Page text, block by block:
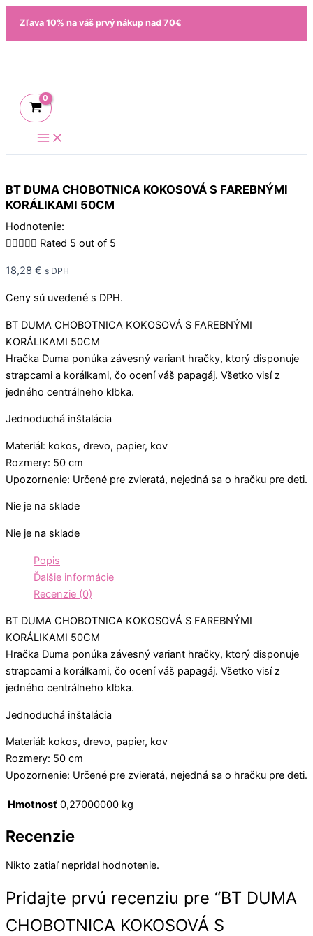
Preskočiť
obsah
Zľava 10% na váš prvý nákup nad 70€
BT DUMA CHOBOTNICA KOKOSOVÁ S FAREBNÝMI
KORÁLIKAMI 50CM
Hodnotenie:
 Rated 5 out of 5
18,28 € s DPH
Ceny sú uvedené s DPH.
BT DUMA CHOBOTNICA KOKOSOVÁ S FAREBNÝMI
KORÁLIKAMI 50CM
Hračka Duma ponúka závesný variant hračky, ktorý disponuje
strapcami a korálkami, čo ocení váš papagáj. Všetko visí z
jedného centrálneho klbka.
Jednoduchá inštalácia
Materiál: kokos, drevo, papier, kov
Rozmery: 50 cm
Upozornenie: Určené pre zvieratá, nejedná sa o hračku pre deti.
Nie je na sklade
Nie je na sklade
Popis
Ďalšie informácie
Recenzie (0)
BT DUMA CHOBOTNICA KOKOSOVÁ S FAREBNÝMI
KORÁLIKAMI 50CM
Hračka Duma ponúka závesný variant hračky, ktorý disponuje
strapcami a korálkami, čo ocení váš papagáj. Všetko visí z
jedného centrálneho klbka.
Jednoduchá inštalácia
Materiál: kokos, drevo, papier, kov
Rozmery: 50 cm
Upozornenie: Určené pre zvieratá, nejedná sa o hračku pre deti.
Hmotnosť 0,27000000 kg
Recenzie
Nikto zatiaľ nepridal hodnotenie.
Pridajte prvú recenziu pre “BT DUMA
CHOBOTNICA KOKOSOVÁ S